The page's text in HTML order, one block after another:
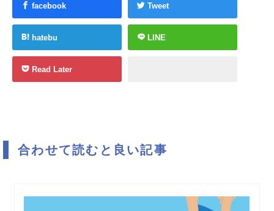
facebook Tweet
hatebu LINE
Read Later
合わせて読むと良い記事